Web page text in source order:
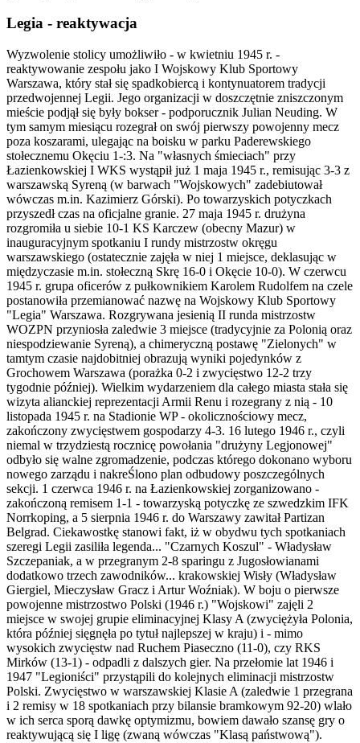
Legia - reaktywacja
Wyzwolenie stolicy umożliwiło - w kwietniu 1945 r. -
reaktywowanie zespołu jako I Wojskowy Klub Sportowy
Warszawa, który stał się spadkobiercą i kontynuatorem tradycji
przedwojennej Legii. Jego organizacji w doszczętnie zniszczonym
mieście podjął się były bokser - podporucznik Julian Neuding. W
tym samym miesiącu rozegrał on swój pierwszy powojenny mecz
poza koszarami, ulegając na boisku w parku Paderewskiego
stołecznemu Okęciu 1-:3. Na "własnych śmieciach" przy
Łazienkowskiej I WKS wystąpił już 1 maja 1945 r., remisując 3-3 z
warszawską Syreną (w barwach "Wojskowych" zadebiutował
wówczas m.in. Kazimierz Górski). Po towarzyskich potyczkach
przyszedł czas na oficjalne granie. 27 maja 1945 r. drużyna
rozgromiła u siebie 10-1 KS Karczew (obecny Mazur) w
inauguracyjnym spotkaniu I rundy mistrzostw okręgu
warszawskiego (ostatecznie zajęła w niej 1 miejsce, deklasując w
międzyczasie m.in. stołeczną Skrę 16-0 i Okęcie 10-0). W czerwcu
1945 r. grupa oficerów z pułkownikiem Karolem Rudolfem na czele
postanowiła przemianować nazwę na Wojskowy Klub Sportowy
"Legia" Warszawa. Rozgrywana jesienią II runda mistrzostw
WOZPN przyniosła zaledwie 3 miejsce (tradycyjnie za Polonią oraz
niespodziewanie Syreną), a chimeryczną postawę "Zielonych" w
tamtym czasie najdobitniej obrazują wyniki pojedynków z
Grochowem Warszawa (porażka 0-2 i zwycięstwo 12-2 trzy
tygodnie później). Wielkim wydarzeniem dla całego miasta stała się
wizyta alianckiej reprezentacji Armii Renu i rozegrany z nią - 10
listopada 1945 r. na Stadionie WP - okolicznościowy mecz,
zakończony zwycięstwem gospodarzy 4-3. 16 lutego 1946 r., czyli
niemal w trzydziestą rocznicę powołania "drużyny Legjonowej"
odbyło się walne zgromadzenie, podczas którego dokonano wyboru
nowego zarządu i nakreŚlono plan odbudowy poszczególnych
sekcji. 1 czerwca 1946 r. na Łazienkowskiej zorganizowano -
zakończoną remisem 1-1 - towarzyską potyczkę ze szwedzkim IFK
Norrkoping, a 5 sierpnia 1946 r. do Warszawy zawitał Partizan
Belgrad. Ciekawostkę stanowi fakt, iż w obydwu tych spotkaniach
szeregi Legii zasiliła legenda... "Czarnych Koszul" - Władysław
Szczepaniak, a w przegranym 2-8 sparingu z Jugosłowianami
dodatkowo trzech zawodników... krakowskiej Wisły (Władysław
Giergiel, Mieczysław Gracz i Artur Woźniak). W boju o pierwsze
powojenne mistrzostwo Polski (1946 r.) "Wojskowi" zajęli 2
miejsce w swojej grupie eliminacyjnej Klasy A (zwyciężyła Polonia,
która później sięgnęła po tytuł najlepszej w kraju) i - mimo
wysokich zwycięstw nad Ruchem Piaseczno (11-0), czy RKS
Mirków (13-1) - odpadli z dalszych gier. Na przełomie lat 1946 i
1947 "Legioniści" przystąpili do kolejnych eliminacji mistrzostw
Polski. Zwycięstwo w warszawskiej Klasie A (zaledwie 1 przegrana
i 2 remisy w 18 spotkaniach przy bilansie bramkowym 92-20) wlało
w ich serca sporą dawkę optymizmu, bowiem dawało szansę gry o
reaktywującą się I ligę (zwaną wówczas "Klasą państwową").